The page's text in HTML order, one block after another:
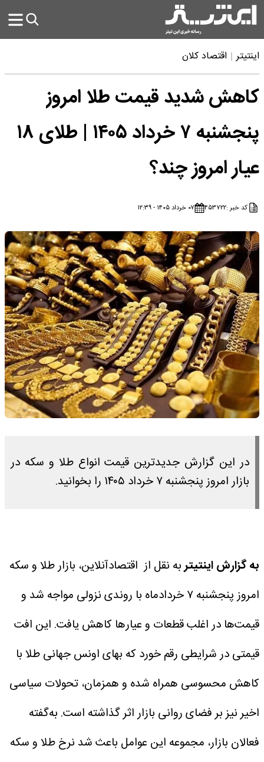
اینتیتر اقتصاد کلان
کاهش شدید قیمت طلا امروز
پنجشنبه ۷ خرداد ۱۴۰۵ | طلای ۱۸
عیار امروز چند؟
کد خبر :۴۵۳۷۲۲ ۰۷ خرداد ۱۴۰۵ - ۱۲:۳۹
در این گزارش جدیدترین قیمت انواع طلا و سکه در
بازار امروز پنجشنبه ۷ خرداد ۱۴۰۵ را بخوانید.
به گزارش اینتیتربه نقل از اقتصادآنلاین، بازار طلا و سکه
امروز پنجشنبه ۷ خردادماه با روندی نزولی مواجه شد و
قیمت‌ها در اغلب قطعات و عیارها کاهش یافت. این افت
قیمتی در شرایطی رقم خورد که بهای اونس جهانی طلا با
کاهش محسوسی همراه شده و همزمان، تحولات سیاسی
اخیر نیز بر فضای روانی بازار اثر گذاشته است. به‌گفته
فعالان بازار، مجموعه این عوامل باعث شد نرخ طلا و سکه